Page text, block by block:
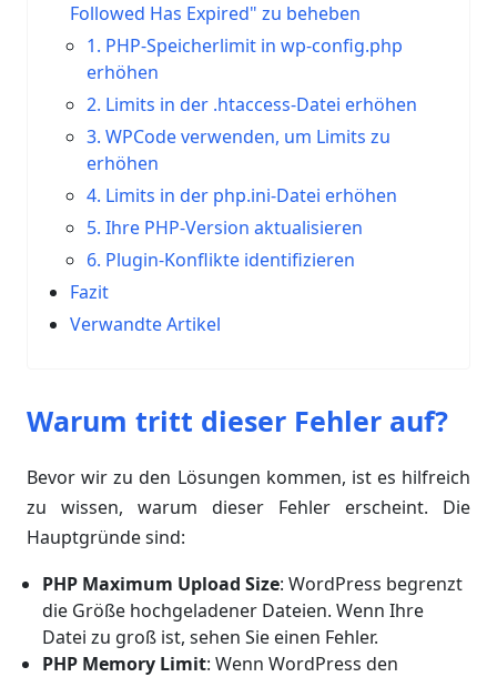
Followed Has Expired" zu beheben
1. PHP-Speicherlimit in wp-config.php
erhöhen
2. Limits in der .htaccess-Datei erhöhen
3. WPCode verwenden, um Limits zu
erhöhen
4. Limits in der php.ini-Datei erhöhen
5. Ihre PHP-Version aktualisieren
6. Plugin-Konflikte identifizieren
Fazit
Verwandte Artikel
Warum tritt dieser Fehler auf?
Bevor wir zu den Lösungen kommen, ist es hilfreich
zu wissen, warum dieser Fehler erscheint. Die
Hauptgründe sind:
PHP Maximum Upload Size: WordPress begrenzt
die Größe hochgeladener Dateien. Wenn Ihre
Datei zu groß ist, sehen Sie einen Fehler.
PHP Memory Limit: Wenn WordPress den